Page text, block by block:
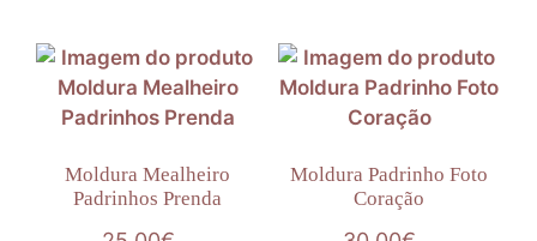
Moldura Mealheiro
Padrinhos Prenda
Moldura Padrinho Foto
Coração